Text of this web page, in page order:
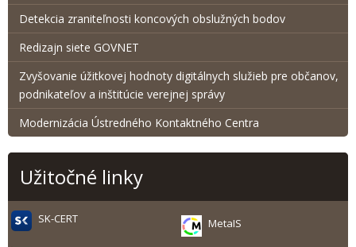
Detekcia zraniteľnosti koncových obslužných bodov
Redizajn siete GOVNET
Zvyšovanie úžitkovej hodnoty digitálnych služieb pre občanov,
podnikateľov a inštitúcie verejnej správy
Modernizácia Ústredného Kontaktného Centra
Užitočné linky
SK-CERT MetaIS